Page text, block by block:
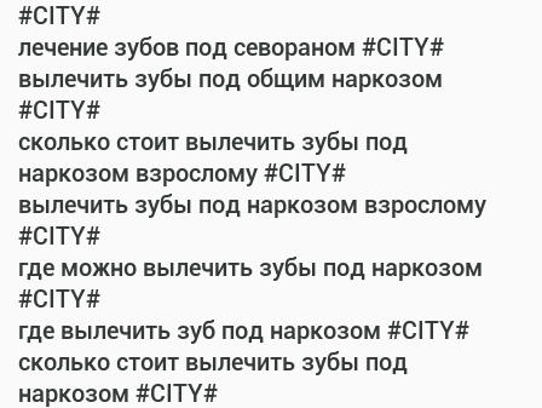
#CITY#
лечение зубов под севораном #CITY#
вылечить зубы под общим наркозом
#CITY#
сколько стоит вылечить зубы под
наркозом взрослому #CITY#
вылечить зубы под наркозом взрослому
#CITY#
где можно вылечить зубы под наркозом
#CITY#
где вылечить зуб под наркозом #CITY#
сколько стоит вылечить зубы под
наркозом #CITY#